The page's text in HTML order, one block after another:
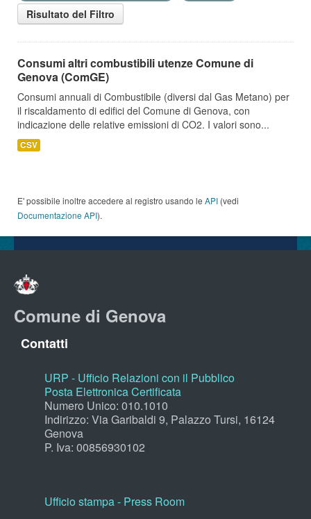
Risultato del Filtro
Consumi altri combustibili utenze Comune di
Genova (ComGE)
Consumi annuali di Combustibile (diversi dal Gas Metano) per
il riscaldamento di edifici del Comune di Genova, con
indicazione delle relative emissioni di CO2. I valori sono...
CSV
E' possibile inoltre accedere al registro usando le API (vedi
Documentazione API).
Comune di Genova
Contatti
URP - Ufficio Relazioni con il Pubblico
Posta Elettronica Certificata
Numero Unico: 010.1010
Indirizzo: Via Garibaldi 9, Palazzo Tursi, 16124
Genova
P. Iva: 00856930102
Ufficio stampa - Press Room